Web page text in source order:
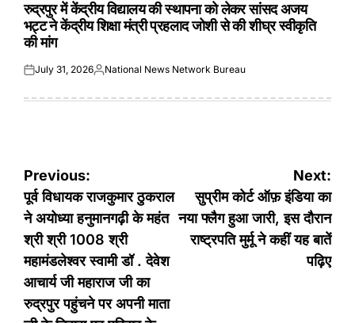
रुद्रपुर में केंद्रीय विद्यालय की स्थापना को लेकर सांसद अजय
भट्ट ने केंद्रीय शिक्षा मंत्री प्रहलाद जोशी से की शीघ्र स्वीकृति
की मांग
Posted
July 31, 2026Posted
National News Network Bureau
Post
navigation
Previous:
पूर्व विधायक राजकुमार ठुकराल
ने अयोध्या हनुमानगढ़ी के महंत
श्री श्री 1008 श्री
महामंडलेश्वर स्वामी डॉ . देवेश
आचार्य जी महाराज जी का
रुद्रपुर पहुंचने पर अपनी माता
Next:
सुप्रीम कोर्ट ऑफ़ इंडिया का
नया फ्लैग हुआ जारी, इस दौरान
राष्ट्रपति मुर्मू ने कहीं यह बातें
पढ़िए